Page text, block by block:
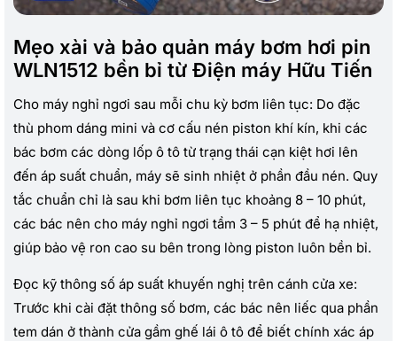
Mẹo xài và bảo quản máy bơm hơi pin
WLN1512 bền bỉ từ Điện máy Hữu Tiến
Cho máy nghỉ ngơi sau mỗi chu kỳ bơm liên tục: Do đặc
thù phom dáng mini và cơ cấu nén piston khí kín, khi các
bác bơm các dòng lốp ô tô từ trạng thái cạn kiệt hơi lên
đến áp suất chuẩn, máy sẽ sinh nhiệt ở phần đầu nén. Quy
tắc chuẩn chỉ là sau khi bơm liên tục khoảng 8 – 10 phút,
các bác nên cho máy nghỉ ngơi tầm 3 – 5 phút để hạ nhiệt,
giúp bảo vệ ron cao su bên trong lòng piston luôn bền bỉ.
Đọc kỹ thông số áp suất khuyến nghị trên cánh cửa xe:
Trước khi cài đặt thông số bơm, các bác nên liếc qua phần
tem dán ở thành cửa gầm ghế lái ô tô để biết chính xác áp